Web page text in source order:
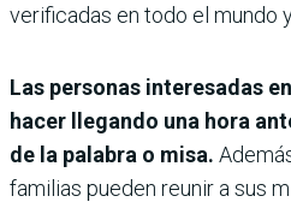
verificadas en todo el mundo
Las personas interesadas
hacer llegando una hora
de la palabra o misa.
familias pueden reunir a sus